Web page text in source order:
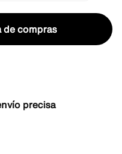
de compras
precisa